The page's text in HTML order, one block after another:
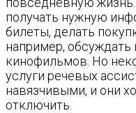
получать нужную
билеты, делать
например,
кинофильмов. Но
услуги речевых
навязчивыми, и они
отключить.